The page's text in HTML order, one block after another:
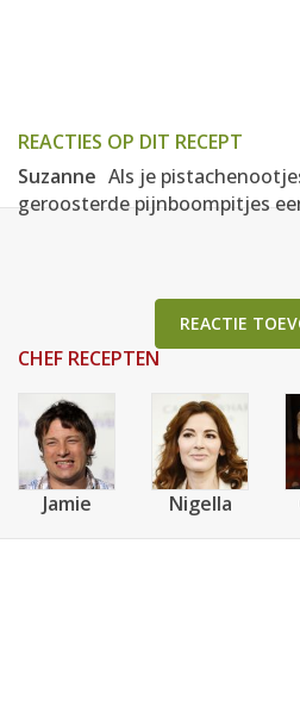
REACTIES OP DIT RECEPT
Suzanne Als je
geroosterde pijnboompitjes
REACTIE
CHEF RECEPTEN
Jamie Nigella